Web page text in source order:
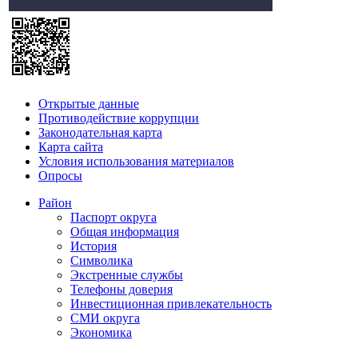
Открытые данные
Противодействие коррупции
Законодательная карта
Карта сайта
Условия использования материалов
Опросы
Район
Паспорт округа
Общая информация
История
Символика
Экстренные службы
Телефоны доверия
Инвестиционная привлекательность
СМИ округа
Экономика